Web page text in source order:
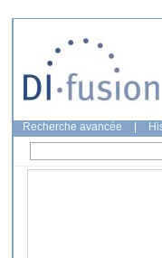
Recherche avancée